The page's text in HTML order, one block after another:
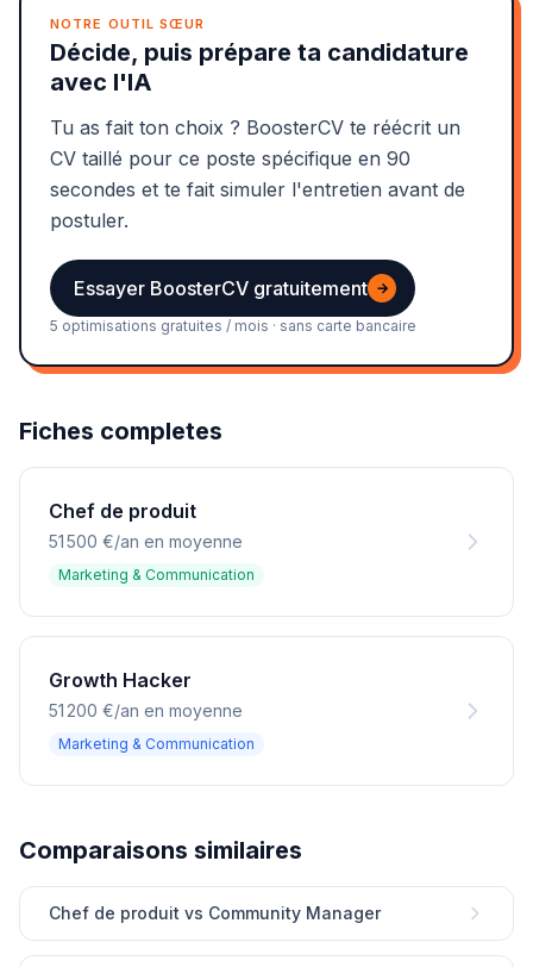
NOTRE OUTIL SŒUR
Décide, puis prépare ta candidature
avec l'IA
Tu as fait ton choix ? BoosterCV te réécrit un
CV taillé pour ce poste spécifique en 90
secondes et te fait simuler l'entretien avant de
postuler.
Essayer BoosterCV gratuitement →
5 optimisations gratuites / mois · sans carte bancaire
Fiches completes
Chef de produit
51 500 €/an en moyenne
Marketing & Communication
Growth Hacker
51 200 €/an en moyenne
Marketing & Communication
Comparaisons similaires
Chef de produit vs Community Manager